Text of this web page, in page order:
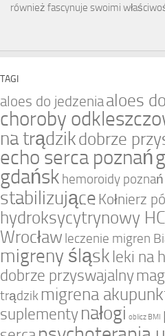
również fascynuje swoimi
TAGI
aloes do jedzenia aloes
choroby
na trądzikdobrze
echo serca poznań
gdańsk hemoroidy poznań
stabilizujące Kołnierz
hydroksycytrynowy
Wrocław leczenie migren
migreny śląsk leki na
dobrze przyswajalny
trądzik migrena
suplementynałogi oblicz BMI